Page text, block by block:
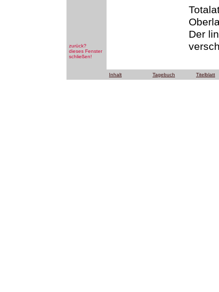
zurück?
dieses Fenster
schließen!
Der
Inhalt Tagebuch Titelblatt